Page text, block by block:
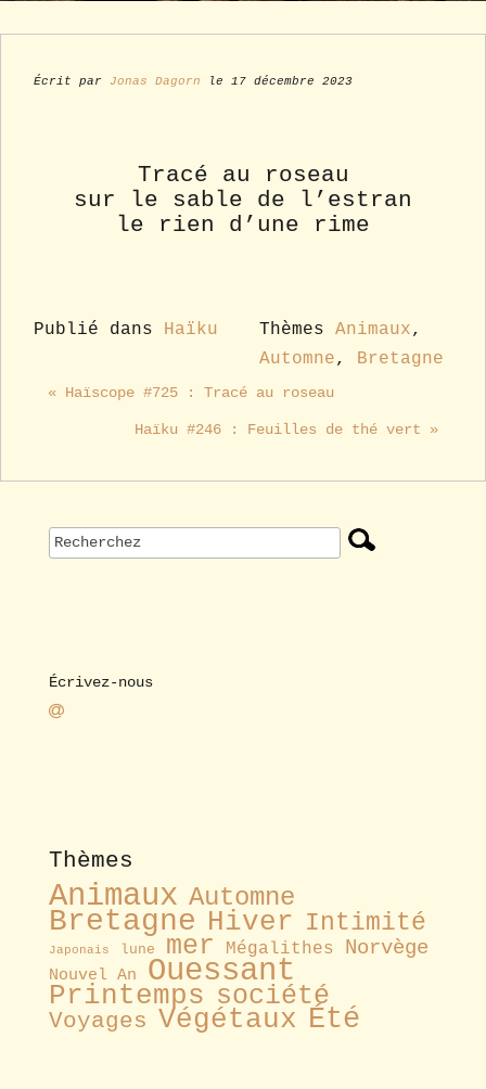
Écrit par Jonas Dagorn le 17 décembre 2023
Tracé au roseau
sur le sable de l’estran
le rien d’une rime
Publié dans Haïku Thèmes Animaux,
Automne, Bretagne
« Haïscope #725 : Tracé au roseau
Haïku #246 : Feuilles de thé vert »
Écrivez-nous
Thèmes
Animaux Automne
Bretagne Hiver Intimité
Japonais lune mer Mégalithes Norvège
Nouvel An Ouessant
Printemps société
Voyages Végétaux Été